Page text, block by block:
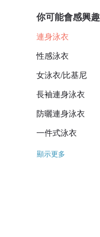
你可能會感興趣
連身泳衣
性感泳衣
女泳衣/比基尼
長袖連身泳衣
防曬連身泳衣
一件式泳衣
顯示更多